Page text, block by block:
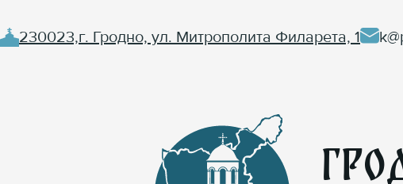
230023,г. Гродно, ул. Митрополита Филарета, 1